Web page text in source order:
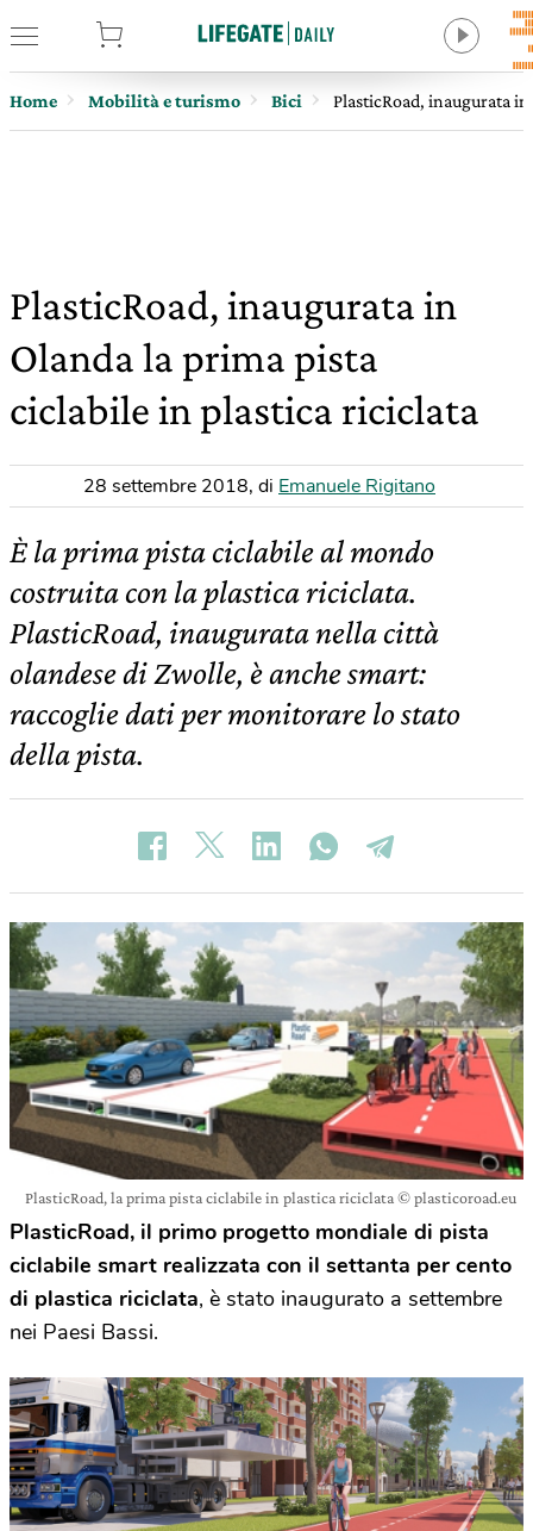
Home Mobilità e turismo Bici PlasticRoad, inaugurata
PlasticRoad, inaugurata in
Olanda la prima pista
ciclabile in plastica riciclata
28 settembre 2018, di Emanuele Rigitano
È la prima pista ciclabile al mondo
costruita con la plastica riciclata.
PlasticRoad, inaugurata nella città
olandese di Zwolle, è anche smart:
raccoglie dati per monitorare lo stato
della pista.
PlasticRoad, la prima pista ciclabile in plastica riciclata © plasticoroad.eu
PlasticRoad, il primo progetto mondiale di pista
ciclabile smart realizzata con il settanta per cento
di plastica riciclata, è stato inaugurato a settembre
nei Paesi Bassi.